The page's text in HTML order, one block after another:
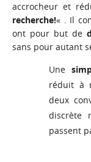
accrocheur et
recherche!« . Il
ont pour but de
sans pour autant
Une
réduit à
deux
discrète
passent